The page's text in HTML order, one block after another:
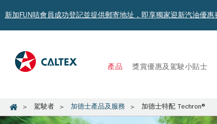
新加FUN咭會員成功登記並提供郵寄地址，即享獨家迎新汽油優
產品 獎賞優惠及駕駛小貼士​
駕駛者 加德士產品及服務 加德士特配 Techron®